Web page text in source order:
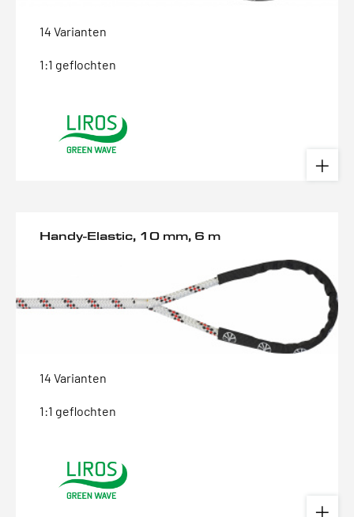
14 Varianten
1:1 geflochten
Handy-Elastic, 10 mm, 6 m
14 Varianten
1:1 geflochten